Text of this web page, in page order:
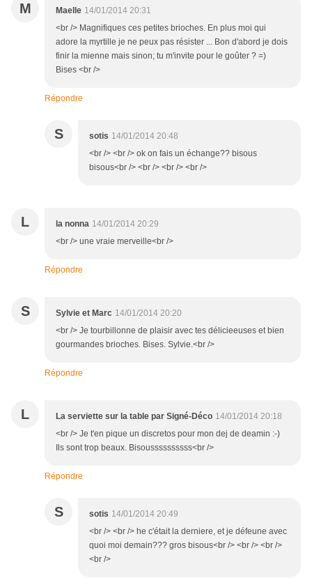
M Maelle 14/01/2014 20:31
<br /> Magnifiques ces petites brioches. En plus moi qui
adore la myrtille je ne peux pas résister ... Bon d'abord je dois
finir la mienne mais sinon; tu m'invite pour le goûter ? =)
Bises <br />
Répondre
S sotis 14/01/2014 20:48
<br /> <br /> ok on fais un échange?? bisous
bisous<br /> <br /> <br /> <br />
L la nonna 14/01/2014 20:29
<br /> une vraie merveille<br />
Répondre
S Sylvie et Marc 14/01/2014 20:20
<br /> Je tourbillonne de plaisir avec tes délicieeuses et bien
gourmandes brioches. Bises. Sylvie.<br />
Répondre
L La serviette sur la table par Signé-Déco 14/01/2014 20:18
<br /> Je t'en pique un discretos pour mon dej de deamin :-)
Ils sont trop beaux. Bisoussssssssss<br />
Répondre
S sotis 14/01/2014 20:49
<br /> <br /> he c'était la derniere, et je défeune avec
quoi moi demain??? gros bisous<br /> <br /> <br />
<br />